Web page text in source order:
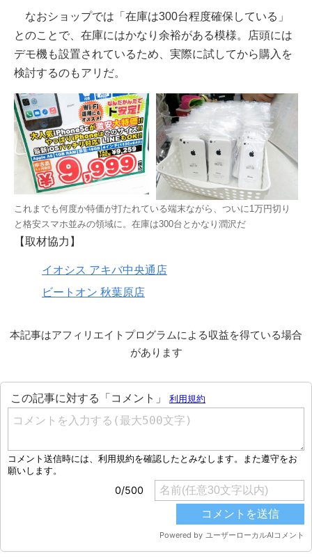
なおショップでは「在庫は300台程度確保している」
とのことで、在庫にはかなり余裕がある模様。店頭には
デモ機も設置されているため、実際に試してから購入を
検討するのもアリだ。
これまでも何度か特価が打たれている端末ながら、ついに1万円切り
と格安スマホ並みの領域に。在庫は300台とかなり潤沢だ
【取材協力】
イオシス アキバ中央通店
ビートオン 秋葉原店
本記事はアフィリエイトプログラムによる収益を得ている場合
があります